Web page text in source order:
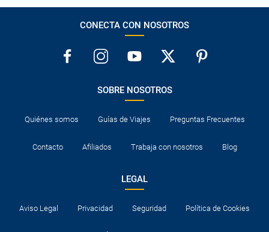
CONECTA CON NOSOTROS
SOBRE NOSOTROS
Quiénes somos Guías de Viajes Preguntas Frecuentes
Contacto Afiliados Trabaja con nosotros Blog
LEGAL
Aviso Legal Privacidad Seguridad Política de Cookies